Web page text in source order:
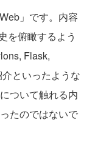
」です。内容
を俯瞰するよう
Flask,
といったような
ついて触れる内
たのではないで